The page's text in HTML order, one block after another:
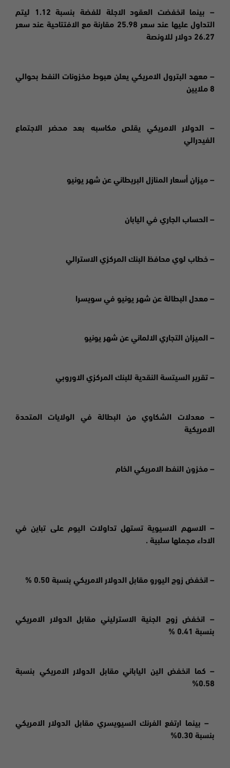
– بينما انخفضت العقود الاجلة للفضة بنسبة 1.12 ليتم
التداول عليها عند سعر 25.98 مقارنة مع الافتتاحية عند سعر
26.27 دولار للاونصة
– معهد البترول الامريكي يعلن هبوط مخزونات النفط بحوالي
8 ملايين
– الدولار الامريكي يقلص مكاسبه بعد محضر الاجتماع
الفيدرالي
– ميزان أسعار المنازل البريطاني عن شهر يونيو
– الحساب الجاري في اليابان
– خطاب لوي محافظ البنك المركزي الاسترالي
– معدل البطالة عن شهر يونيو في سويسرا
– الميزان التجاري الالماني عن شهر يونيو
– تقرير السيتسة النقدية للبنك المركزي الاوروبي
– معدلات الشكاوي من البطالة في الولايات المتحدة
الامريكية
– مخزون النفط الامريكي الخام
– الاسهم الاسيوية تستهل تداولات اليوم على تباين في
الاداء مجملها سلبية .
– انخفض زوج اليورو مقابل الدولار الامريكي بنسبة 0.50 %
– انخفض زوج الجنية الاسترليني مقابل الدولار الامريكي
بنسبة 0.41 %
– كما انخفض الين الياباني مقابل الدولار الامريكي بنسبة
0.58%
– بينما ارتفع الفرنك السيويسري مقابل الدولار الامريكي
بنسبة 0.30%